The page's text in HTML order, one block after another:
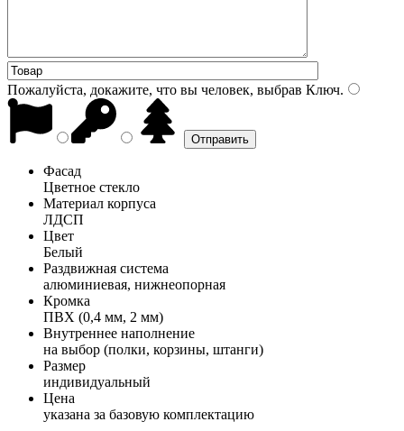
Пожалуйста, докажите, что вы человек, выбрав Ключ.
Фасад
Цветное стекло
Материал корпуса
ЛДСП
Цвет
Белый
Раздвижная система
алюминиевая, нижнеопорная
Кромка
ПВХ (0,4 мм, 2 мм)
Внутреннее наполнение
на выбор (полки, корзины, штанги)
Размер
индивидуальный
Цена
указана за базовую комплектацию